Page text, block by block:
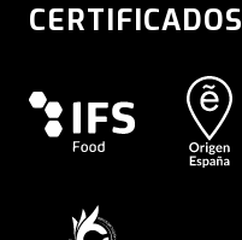
CERTIFICADOS